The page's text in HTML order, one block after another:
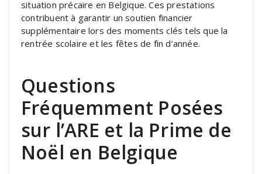
situation précaire en Belgique. Ces prestations
contribuent à garantir un soutien financier
supplémentaire lors des moments clés tels que la
rentrée scolaire et les fêtes de fin d’année.
Questions
Fréquemment Posées
sur l’ARE et la Prime de
Noël en Belgique